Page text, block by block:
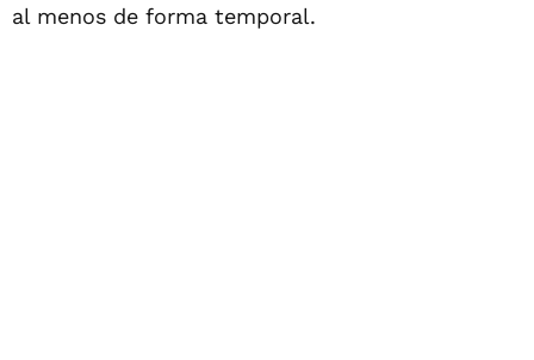
al menos de forma temporal.